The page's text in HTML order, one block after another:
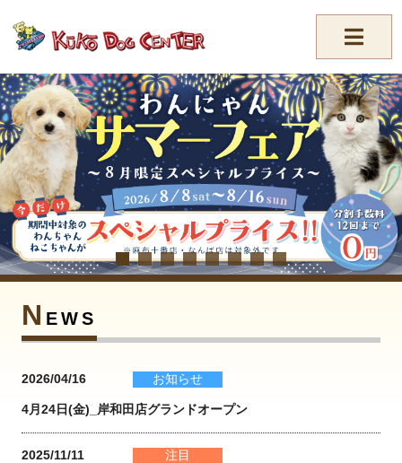
//-->
N EWS
2026/04/16 お知らせ
4月24日(金)_岸和田店グランドオープン
2025/11/11 注目